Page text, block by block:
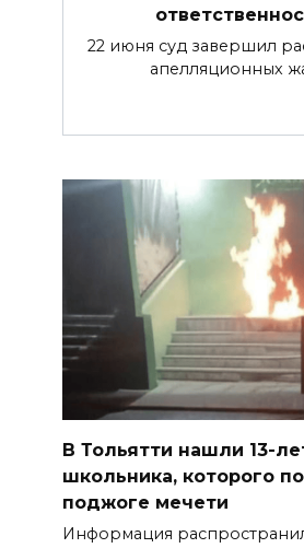
22 июня суд завершил
апелляционных
В Тольятти нашли 13-
школьника, которого
поджоге мечети
Информация